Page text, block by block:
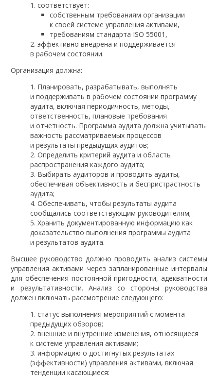
соответствует:
собственным требованиям организации
к своей системе управления активами,
требованиям стандарта ISO 55001,
эффективно внедрена и поддерживается
в рабочем состоянии.
Организация должна:
Планировать, разрабатывать, выполнять
и поддерживать в рабочем состоянии программу
аудита, включая периодичность, методы,
ответственность, плановые требования
и отчетность. Программа аудита должна учитывать
важность рассматриваемых процессов
и результаты предыдущих аудитов;
Определить критерий аудита и область
распространения каждого аудита;
Выбирать аудиторов и проводить аудиты,
обеспечивая объективность и беспристрастность
аудита;
Обеспечивать, чтобы результаты аудита
сообщались соответствующим руководителям;
Хранить документированную информацию как
доказательство выполнения программы аудита
и результатов аудита.
Высшее руководство должно проводить анализ системы
управления активами через запланированные интервалы
для обеспечения постоянной пригодности, адекватности
и результативности. Анализ со стороны руководства
должен включать рассмотрение следующего:
статус выполнения мероприятий с момента
предыдущих обзоров;
внешние и внутренние изменения, относящиеся
к системе управления активами;
информацию о достигнутых результатах
(эффективности) управления активами, включая
тенденции касающиеся: